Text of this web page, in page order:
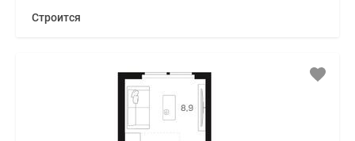
Строится